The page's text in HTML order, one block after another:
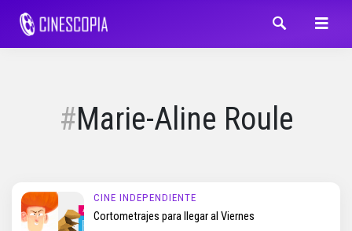
Marie-Aline Roule
CINE INDEPENDIENTE
Cortometrajes para llegar al Viernes